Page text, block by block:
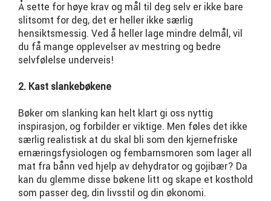
Å sette for høye krav og mål til deg selv er ikke bare
slitsomt for deg, det er heller ikke særlig
hensiktsmessig. Ved å heller lage mindre delmål, vil
du få mange opplevelser av mestring og bedre
selvfølelse underveis!
2. Kast slankebøkene
Bøker om slanking kan helt klart gi oss nyttig
inspirasjon, og forbilder er viktige. Men føles det ikke
særlig realistisk at du skal bli som den kjernefriske
ernæringsfysiologen og fembarnsmoren som lager all
mat fra bånn ved hjelp av dehydrator og gojibær? Da
kan du glemme disse bøkene litt og skape et kosthold
som passer deg, din livsstil og din økonomi.